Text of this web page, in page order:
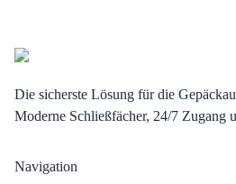
Die sicherste Lösung für die
Moderne Schließfächer, 24/7 Zugang
Navigation